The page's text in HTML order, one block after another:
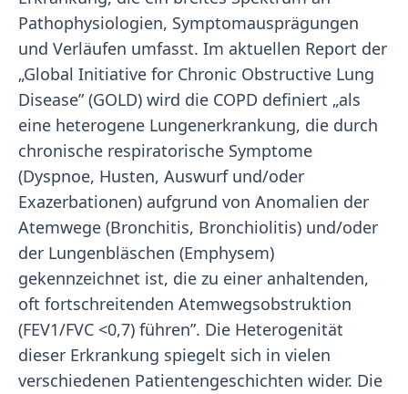
Pathophysiologien, Symptomausprägungen
und Verläufen umfasst. Im aktuellen Report der
„Global Initiative for Chronic Obstructive Lung
Disease” (GOLD) wird die COPD definiert „als
eine heterogene Lungenerkrankung, die durch
chronische respiratorische Symptome
(Dyspnoe, Husten, Auswurf und/oder
Exazerbationen) aufgrund von Anomalien der
Atemwege (Bronchitis, Bronchiolitis) und/oder
der Lungenbläschen (Emphysem)
gekennzeichnet ist, die zu einer anhaltenden,
oft fortschreitenden Atemwegsobstruktion
(FEV1/FVC <0,7) führen”. Die Heterogenität
dieser Erkrankung spiegelt sich in vielen
verschiedenen Patientengeschichten wider. Die